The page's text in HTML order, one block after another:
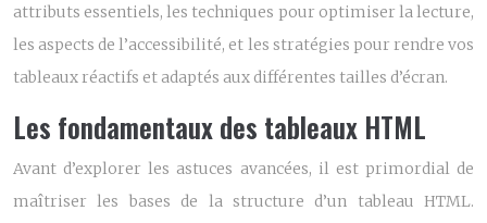
attributs essentiels, les techniques pour optimiser la lecture,
les aspects de l’accessibilité, et les stratégies pour rendre vos
tableaux réactifs et adaptés aux différentes tailles d’écran.
Les fondamentaux des tableaux HTML
Avant d’explorer les astuces avancées, il est primordial de
maîtriser les bases de la structure d’un tableau HTML.